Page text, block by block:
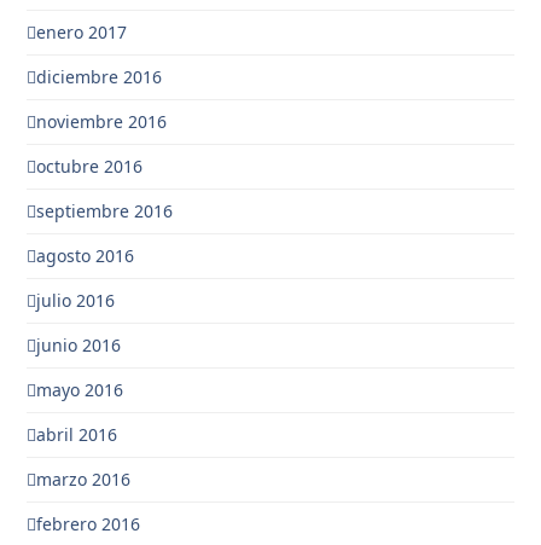
enero 2017
diciembre 2016
noviembre 2016
octubre 2016
septiembre 2016
agosto 2016
julio 2016
junio 2016
mayo 2016
abril 2016
marzo 2016
febrero 2016